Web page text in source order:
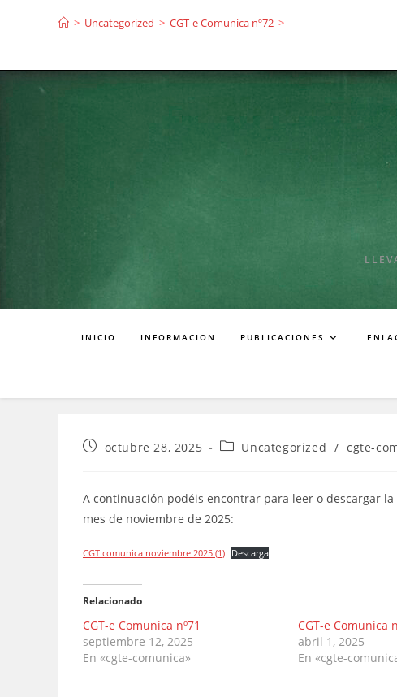
> Uncategorized > CGT-e Comunica nº72 >
INICIO INFORMACION PUBLICACIONES
Publicación
entrada:
octubre 28, 2025
Categoría
entrada:
Uncategorized / cgte-
A continuación podéis encontrar para leer o descargar
mes de noviembre de 2025:
CGT comunica noviembre 2025 (1) Descarga
Relacionado
CGT-e Comunica nº71
septiembre 12, 2025
En «cgte-comunica»
CGT-e Comunica
abril 1, 2025
En «cgte-